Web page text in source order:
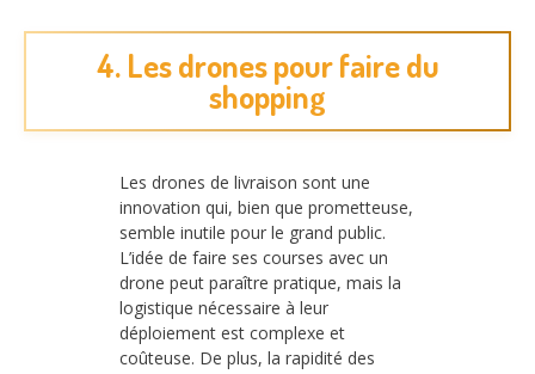
4. Les drones pour faire du
shopping
Les drones de livraison sont une
innovation qui, bien que prometteuse,
semble inutile pour le grand public.
L’idée de faire ses courses avec un
drone peut paraître pratique, mais la
logistique nécessaire à leur
déploiement est complexe et
coûteuse. De plus, la rapidité des